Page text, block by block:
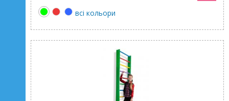
всі кольори